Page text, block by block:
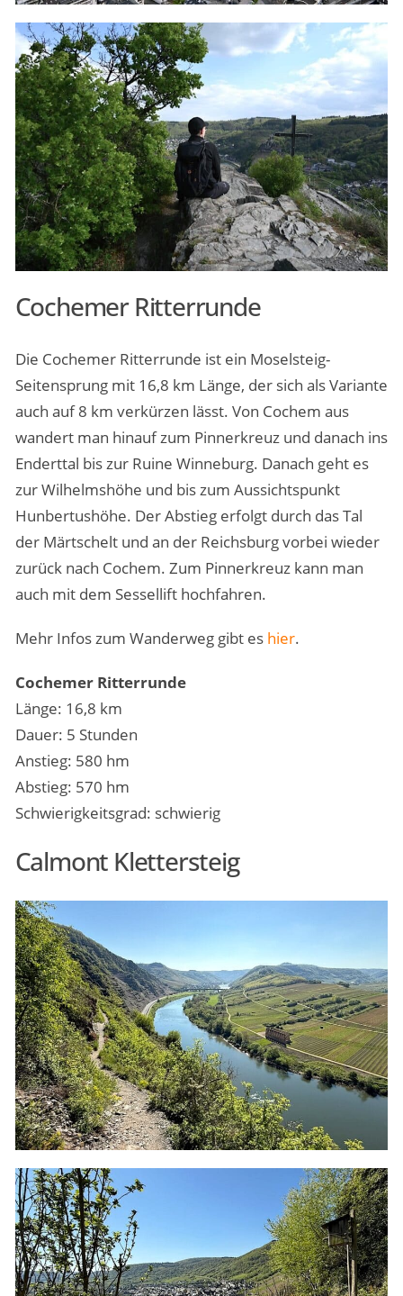
Cochemer Ritterrunde
Die Cochemer Ritterrunde ist ein Moselsteig-
Seitensprung mit 16,8 km Länge, der sich als Variante
auch auf 8 km verkürzen lässt. Von Cochem aus
wandert man hinauf zum Pinnerkreuz und danach ins
Enderttal bis zur Ruine Winneburg. Danach geht es
zur Wilhelmshöhe und bis zum Aussichtspunkt
Hunbertushöhe. Der Abstieg erfolgt durch das Tal
der Märtschelt und an der Reichsburg vorbei wieder
zurück nach Cochem. Zum Pinnerkreuz kann man
auch mit dem Sessellift hochfahren.
Mehr Infos zum Wanderweg gibt es hier.
Cochemer Ritterrunde
Länge: 16,8 km
Dauer: 5 Stunden
Anstieg: 580 hm
Abstieg: 570 hm
Schwierigkeitsgrad: schwierig
Calmont Klettersteig